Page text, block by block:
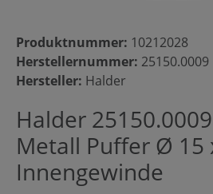
Produktnummer: 10212028
Herstellernummer: 25150.0009
Hersteller: Halder
Halder
Metall Puffer Ø 15
Innengewinde